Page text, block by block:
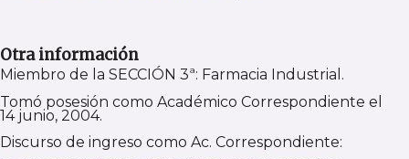
Otra información
Miembro de la SECCIÓN 3ª: Farmacia Industrial.
Tomó posesión como Académico Correspondiente el
14 junio, 2004.
Discurso de ingreso como Ac. Correspondiente: